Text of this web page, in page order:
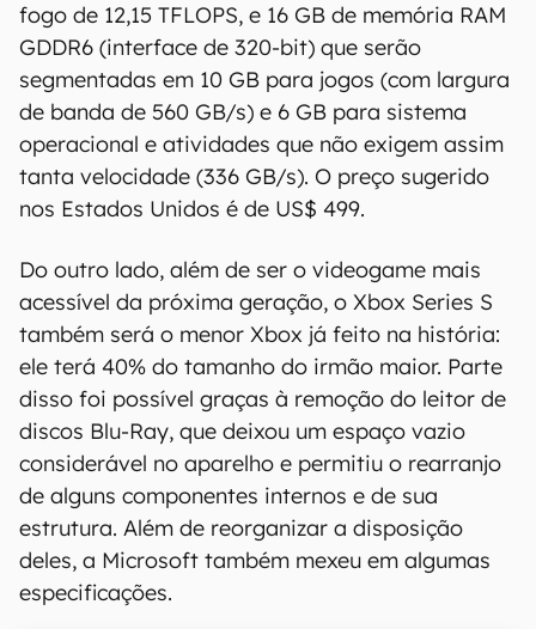
fogo de 12,15 TFLOPS, e 16 GB de memória RAM
GDDR6 (interface de 320-bit) que serão
segmentadas em 10 GB para jogos (com largura
de banda de 560 GB/s) e 6 GB para sistema
operacional e atividades que não exigem assim
tanta velocidade (336 GB/s). O preço sugerido
nos Estados Unidos é de US$ 499.
Do outro lado, além de ser o videogame mais
acessível da próxima geração, o Xbox Series S
também será o menor Xbox já feito na história:
ele terá 40% do tamanho do irmão maior. Parte
disso foi possível graças à remoção do leitor de
discos Blu-Ray, que deixou um espaço vazio
considerável no aparelho e permitiu o rearranjo
de alguns componentes internos e de sua
estrutura. Além de reorganizar a disposição
deles, a Microsoft também mexeu em algumas
especificações.